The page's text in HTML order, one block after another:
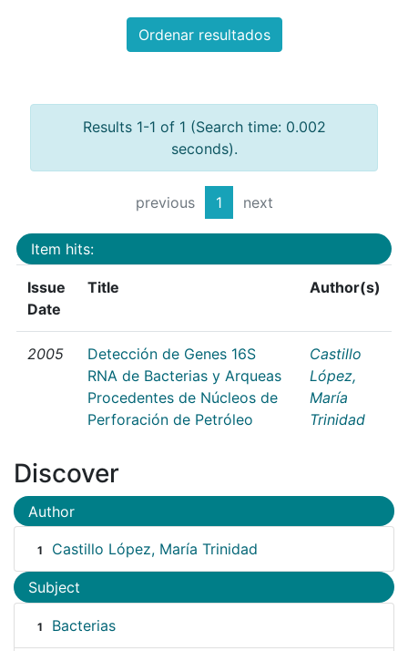
Ordenar resultados
Results 1-1 of 1 (Search time: 0.002
seconds).
previous 1 next
Item hits:
Issue
Date
Title Author(s)
2005
Detección de Genes 16S
RNA de Bacterias y Arqueas
Procedentes de Núcleos de
Perforación de Petróleo
Castillo
López,
María
Trinidad
Discover
Author
1 Castillo López, María Trinidad
Subject
1 Bacterias